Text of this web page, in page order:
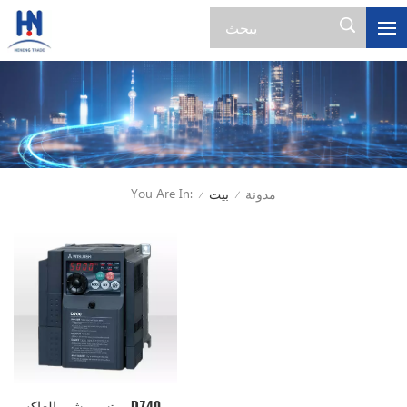
You Are In: / بيت / مدونة